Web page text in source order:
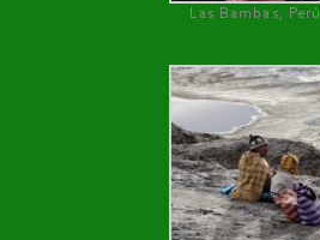
Las Bambas, Perú